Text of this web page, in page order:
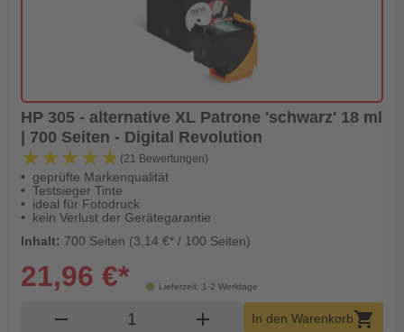
HP 305 - alternative XL Patrone 'schwarz' 18 ml
| 700 Seiten - Digital Revolution
★★★★★
★★★★★ (21 Bewertungen)
geprüfte Markenqualität
Testsieger Tinte
ideal für Fotodruck
kein Verlust der Gerätegarantie
Inhalt: 700 Seiten (3,14 €* / 100 Seiten)
Lieferzeit: 1-2 Werktage
21,96 €*
remove Produkt Warenkorb Menge
add In den Warenkorbshopping_cart